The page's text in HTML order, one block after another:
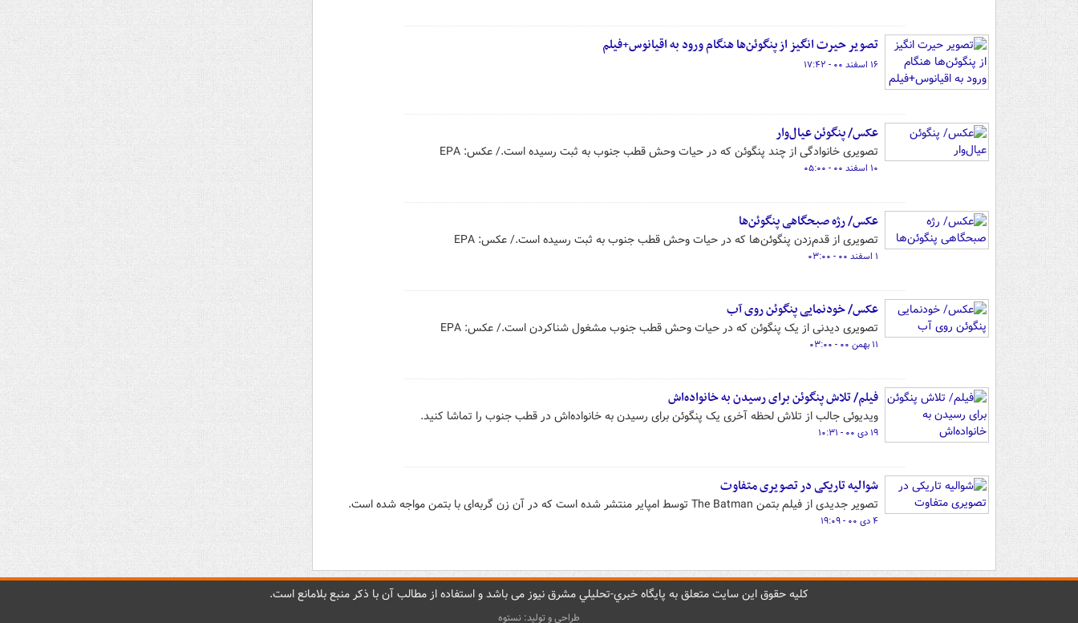
تصویر حیرت انگیز از پنگوئن‌ها هنگام ورود به اقیانوس+فیلم
۱۶ اسفند ۰۰ - ۱۷:۴۲
عکس/ پنگوئن عیال‌وار
تصویری خانوادگی از چند پنگوئن که در حیات وحش قطب جنوب به ثبت رسیده است./ عکس: EPA
۱۰ اسفند ۰۰ - ۰۵:۰۰
عکس/ رژه صبحگاهی پنگوئن‌ها
تصویری از قدم‌زدن پنگوئن‌ها که در حیات وحش قطب جنوب به ثبت رسیده است./ عکس: EPA
۱ اسفند ۰۰ - ۰۳:۰۰
عکس/ خودنمایی پنگوئن روی آب
تصویری دیدنی از یک پنگوئن که در حیات وحش قطب جنوب مشغول شناکردن است./ عکس: EPA
۱۱ بهمن ۰۰ - ۰۳:۰۰
فیلم/ تلاش پنگوئن برای رسیدن به خانواده‌اش
ویدیوئی جالب از تلاش لحظه آخری یک پنگوئن برای رسیدن به خانواده‌اش در قطب جنوب را تماشا کنید.
۱۹ دی ۰۰ - ۱۰:۳۱
شوالیه تاریکی در تصویری متفاوت
تصویر جدیدی از فیلم بتمن The Batman توسط امپایر منتشر شده است که در آن زن گربه‌ای با بتمن مواجه شده است.
۴ دی ۰۰ - ۱۹:۰۹
کليه حقوق اين سايت متعلق به پایگاه خبري-تحليلي مشرق نيوز می باشد و استفاده از مطالب آن با ذکر منبع بلامانع است.
طراحی و تولید: نستوه